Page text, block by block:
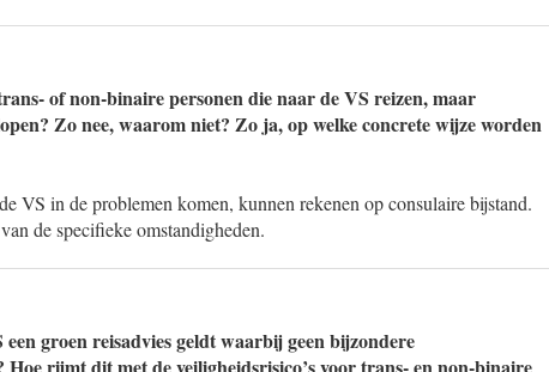
of non-binaire personen die naar de VS reizen, maar
Zo nee, waarom niet? Zo ja, op welke concrete wijze worden
VS in de problemen komen, kunnen rekenen op consulaire bijstand.
de specifieke omstandigheden.
groen reisadvies geldt waarbij geen bijzondere